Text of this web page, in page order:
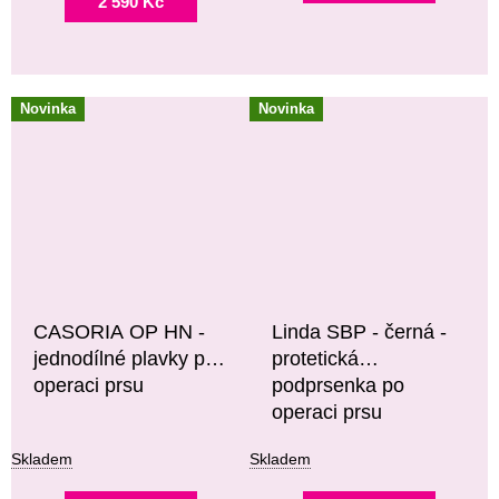
Novinka
CASORIA OP HN -
jednodílné plavky po
operaci prsu
Skladem
Novinka
Linda SBP - černá -
protetická
podprsenka po
operaci prsu
Skladem